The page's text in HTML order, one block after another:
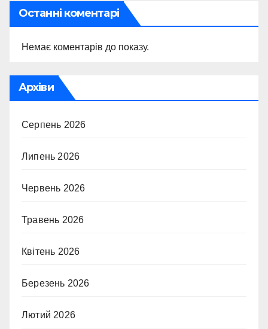
Останні коментарі
Немає коментарів до показу.
Архіви
Серпень 2026
Липень 2026
Червень 2026
Травень 2026
Квітень 2026
Березень 2026
Лютий 2026